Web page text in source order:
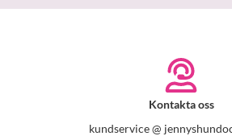
Kontakta oss
kundservice @